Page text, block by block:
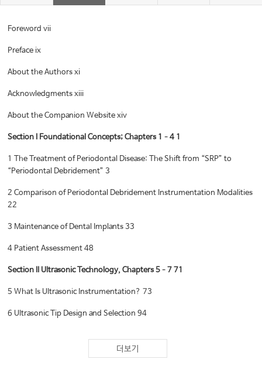
Foreword vii
Preface ix
About the Authors xi
Acknowledgments xiii
About the Companion Website xiv
Section I Foundational Concepts; Chapters 1–4 1
1 The Treatment of Periodontal Disease: The Shift from “SRP” to
“Periodontal Debridement” 3
2 Comparison of Periodontal Debridement Instrumentation Modalities
22
3 Maintenance of Dental Implants 33
4 Patient Assessment 48
Section II Ultrasonic Technology, Chapters 5–7 71
5 What Is Ultrasonic Instrumentation? 73
6 Ultrasonic Tip Design and Selection 94
Section III Clinical Application, Chapters 8–11 129
더보기